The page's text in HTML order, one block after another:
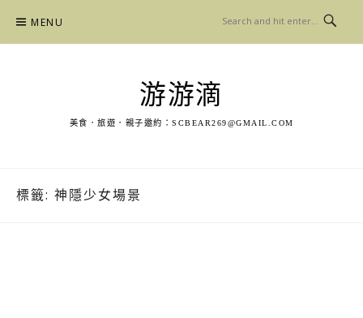
content
MENU
游游滴
美食．旅遊．親子邀約： SCBEAR269@GMAIL.COM
標籤: 神隱少女場景